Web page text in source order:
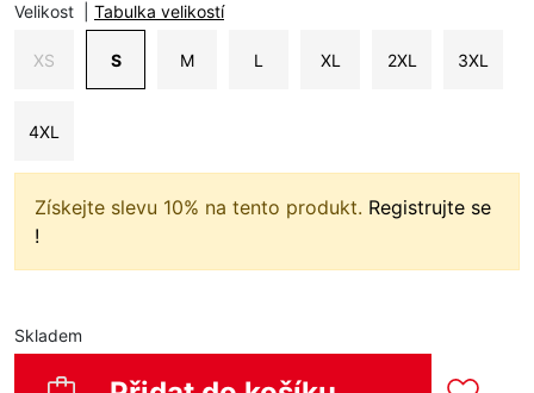
Velikost Tabulka velikostí
XS S M L XL 2XL 3XL
4XL
Získejte slevu 10% na tento produkt. Registrujte se
!
Skladem